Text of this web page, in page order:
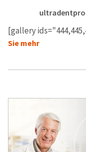
[gallery
Sie mehr